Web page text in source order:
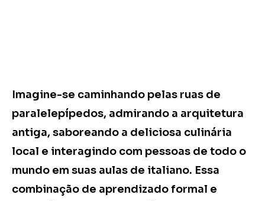
Imagine-se caminhando pelas ruas de
paralelepípedos, admirando a arquitetura
antiga, saboreando a deliciosa culinária
local e interagindo com pessoas de todo o
mundo em suas aulas de italiano. Essa
combinação de aprendizado formal e